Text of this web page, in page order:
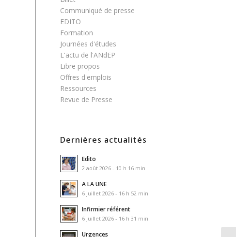
Communiqué de presse
EDITO
Formation
Journées d'études
L'actu de l'ANdEP
Libre propos
Offres d'emplois
Ressources
Revue de Presse
Dernières actualités
Edito
2 août 2026 - 10 h 16 min
A LA UNE
6 juillet 2026 - 16 h 52 min
Infirmier référent
6 juillet 2026 - 16 h 31 min
Urgences